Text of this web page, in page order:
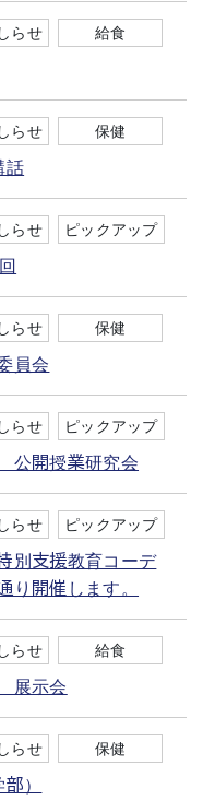
らせ 給食
らせ 保健
話
らせ ピックアップ
らせ 保健
員会
らせ ピックアップ
開授業研究会
らせ ピックアップ
別支援教育コーデ
り開催します。
らせ 給食
展示会
らせ 保健
）